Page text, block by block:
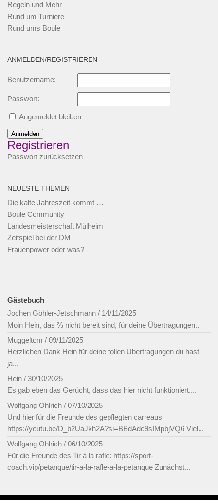
Regeln und Mehr
Rund um Turniere
Rund ums Boule
ANMELDEN/REGISTRIEREN
Benutzername:
Passwort:
Angemeldet bleiben
Anmelden
Registrieren
Passwort zurücksetzen
NEUESTE THEMEN
Die kalte Jahreszeit kommt …
Boule Community
Landesmeisterschaft Mülheim
Zeitspiel bei der DM
Frauenpower oder was?
Gästebuch
Jochen Göhler-Jetschmann / 14/11/2025
Moin Hein, das ⅔ nicht bereit sind, für deine Übertragungen...
Muggeltom / 09/11/2025
Herzlichen Dank Hein für deine tollen Übertragungen du hast
ja...
Hein / 30/10/2025
Es gab eben das Gerücht, dass das hier nicht funktioniert....
Wolfgang Ohlrich / 07/10/2025
Und hier für die Freunde des gepflegten carreaus:
https://youtu.be/D_b2UaJkh2A?si=BBdAdc9sIMpbjVQ6 Viel...
Wolfgang Ohlrich / 06/10/2025
Für die Freunde des Tir à la rafle: https://sport-
coach.vip/petanque/tir-a-la-rafle-a-la-petanque Zunächst...